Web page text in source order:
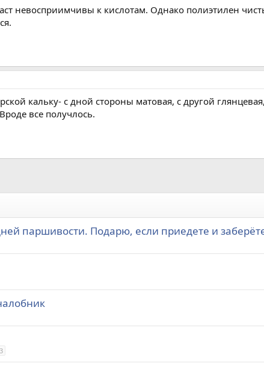
невосприимчивы к кислотам. Однако полиэтилен
кальку- с дной стороны матовая, с другой
все получлось.
паршивости. Подарю, если приедете и
3